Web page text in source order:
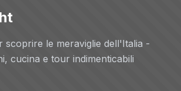
scoprire le meraviglie dell'Italia -
cucina e tour indimenticabili